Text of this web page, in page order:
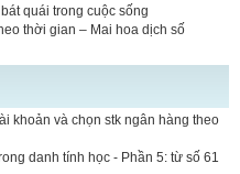
quái trong cuộc sống
thời gian – Mai hoa dịch số
khoản và chọn stk ngân hàng theo
danh tính học - Phần 5: từ số 61